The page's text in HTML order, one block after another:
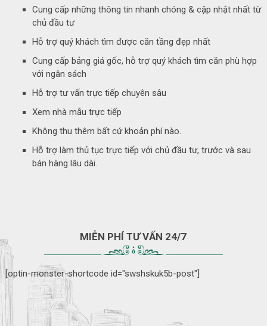
Cung cấp những thông tin nhanh chóng & cập nhật nhất từ
chủ đầu tư
Hỗ trợ quý khách tìm được căn tầng đẹp nhất
Cung cấp bảng giá gốc, hỗ trợ quý khách tìm căn phù hợp
với ngân sách
Hỗ trợ tư vấn trực tiếp chuyên sâu
Xem nhà mẫu trực tiếp
Không thu thêm bất cứ khoản phí nào.
Hỗ trợ làm thủ tục trực tiếp với chủ đầu tư, trước và sau
bán hàng lâu dài.
MIỄN PHÍ TƯ VẤN 24/7
[optin-monster-shortcode id="swshskuk5b-post"]